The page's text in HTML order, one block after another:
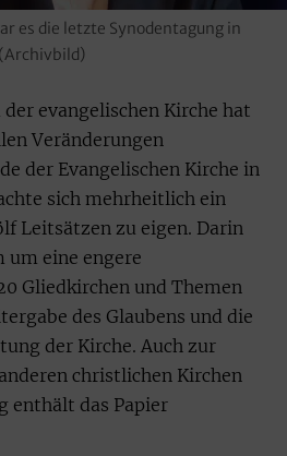
es die letzte Synodentagung in
evangelischen Kirche hat
Veränderungen
der Evangelischen Kirche in
sich mehrheitlich ein
Leitsätzen zu eigen. Darin
um eine engere
Gliedkirchen und Themen
des Glaubens und die
der Kirche. Auch zur
christlichen Kirchen
enthält das Papier